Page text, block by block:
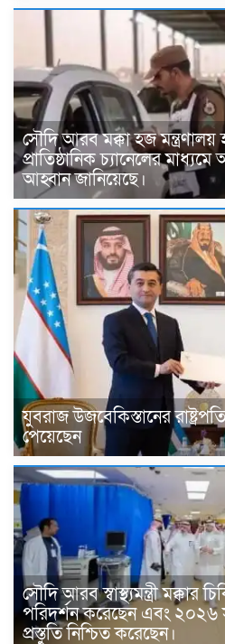
সৌদি আরব মক্কা হজ মন্ত্রণালয়
প্রাতিষ্ঠানিক চ্যানেলের
আহ্বান জানিয়েছে।
যুবরাজ উজবেকিস্তানের
পেয়েছেন
সৌদি আরব স্বাস্থ্যমন্ত্রী মক্কার
পরিদর্শন করেছেন এবং ২০২৬
প্রস্তুতি নিশ্চিত করেছেন।